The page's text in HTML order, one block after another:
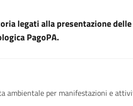
legati alla presentazione
PagoPA.
ambientale per manifestazioni e